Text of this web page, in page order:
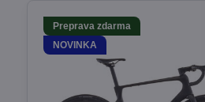
Preprava zdarma
NOVINKA